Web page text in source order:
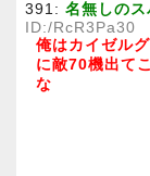
391: 名無しの
ID:/RcR3Pa30
俺はカイゼル
に敵70機出て
な